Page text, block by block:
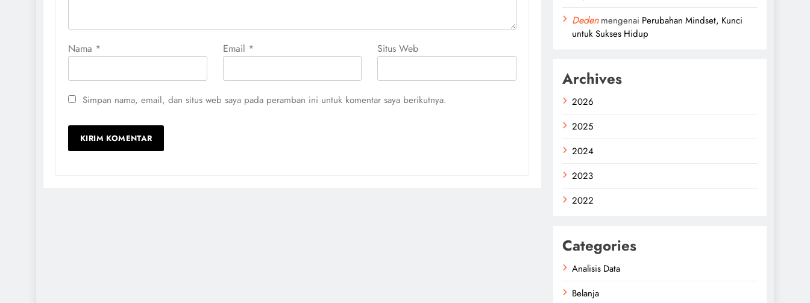
Nama * Email * Situs Web
Simpan nama, email, dan situs web saya pada peramban ini untuk komentar saya berikutnya.
Dedenmengenai Perubahan Mindset, Kunci
untuk Sukses Hidup
Archives
2026
2025
2024
2023
2022
Categories
Analisis Data
Belanja